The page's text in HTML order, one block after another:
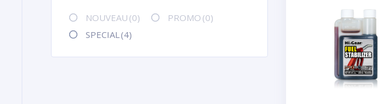
NOUVEAU (0) PROMO (0)
SPECIAL (4)